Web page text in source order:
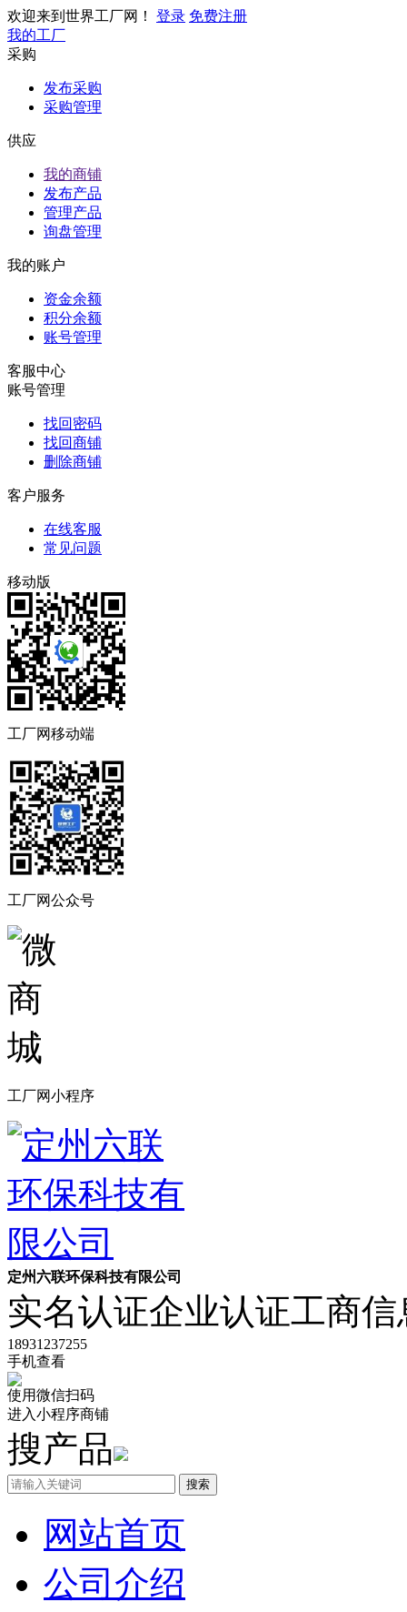
欢迎来到世界工厂网！ 登录 免费注册
我的工厂
采购
发布采购
采购管理
供应
我的商铺
发布产品
管理产品
询盘管理
我的账户
资金余额
积分余额
账号管理
客服中心
账号管理
找回密码
找回商铺
删除商铺
客户服务
在线客服
常见问题
移动版
工厂网移动端
工厂网公众号
工厂网小程序
定州六联环保科技有限公司
实名认证企业认证工商信
18931237255
手机查看
使用微信扫码
进入小程序商铺
搜产品
搜索
网站首页
公司介绍